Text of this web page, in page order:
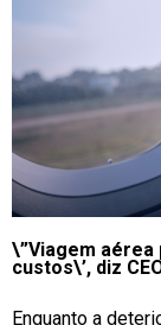
\”Viagem
custos\’, diz
Enquanto a